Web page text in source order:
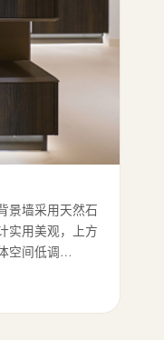
景墙采用天然石
实用美观，上方
空间低调…